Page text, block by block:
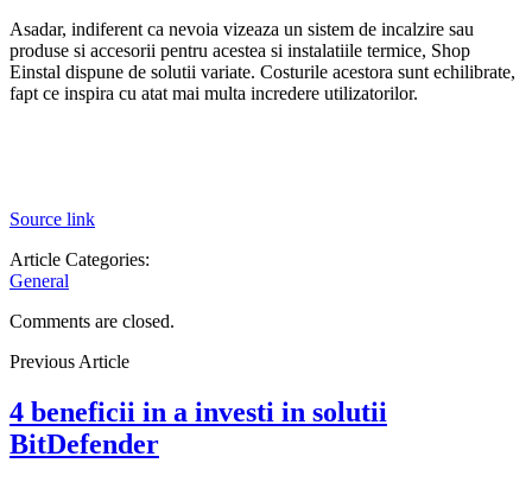
Asadar, indiferent ca nevoia vizeaza un sistem de incalzire sau
produse si accesorii pentru acestea si instalatiile termice, Shop
Einstal dispune de solutii variate. Costurile acestora sunt echilibrate,
fapt ce inspira cu atat mai multa incredere utilizatorilor.
Source link
Article Categories:
General
Comments are closed.
Previous Article
4 beneficii in a investi in solutii
BitDefender